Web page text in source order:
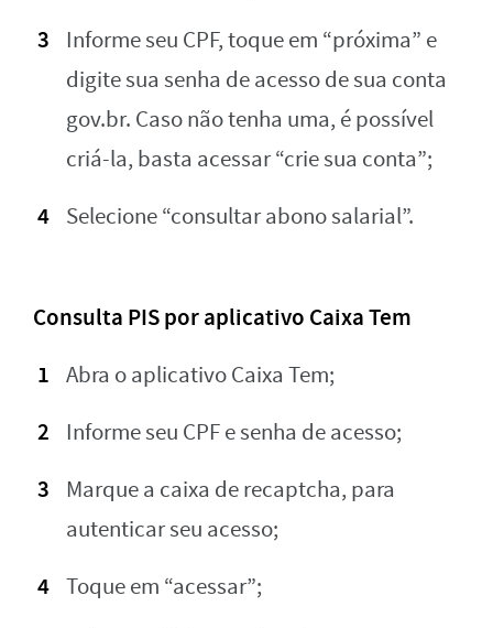
Informe seu CPF, toque em “próxima” e
digite sua senha de acesso de sua conta
gov.br. Caso não tenha uma, é possível
criá-la, basta acessar “crie sua conta”;
Selecione “consultar abono salarial”.
Consulta PIS por aplicativo Caixa Tem
Abra o aplicativo Caixa Tem;
Informe seu CPF e senha de acesso;
Marque a caixa de recaptcha, para
autenticar seu acesso;
Toque em “acessar”;